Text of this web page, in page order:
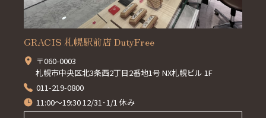
GRACIS 札幌駅前店 DutyFree
〒060-0003
札幌市中央区北3条西2丁目2番地1号 NX札幌ビル 1F
011-219-0800
11:00～19:30 12/31･1/1 休み